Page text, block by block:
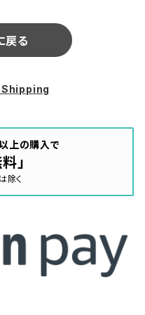
戻る
上の購入で
」
除く